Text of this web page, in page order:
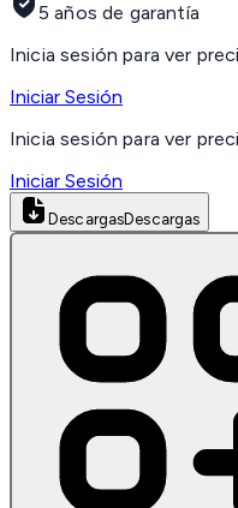
5 años de garantía
Inicia sesión para ver
Iniciar Sesión
Inicia sesión para ver
Iniciar Sesión
DescargasDescargas